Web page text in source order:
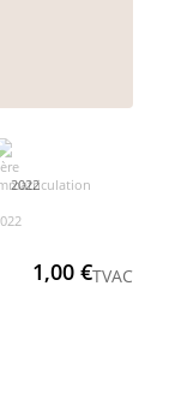
2022
1,00 €TVAC